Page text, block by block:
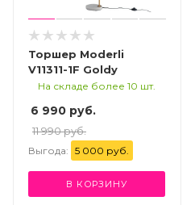
Торшер Moderli
V11311-1F Goldy
На складе более 10 шт.
6 990 руб.
11 990 руб.
Выгода: 5 000 руб.
В КОРЗИНУ